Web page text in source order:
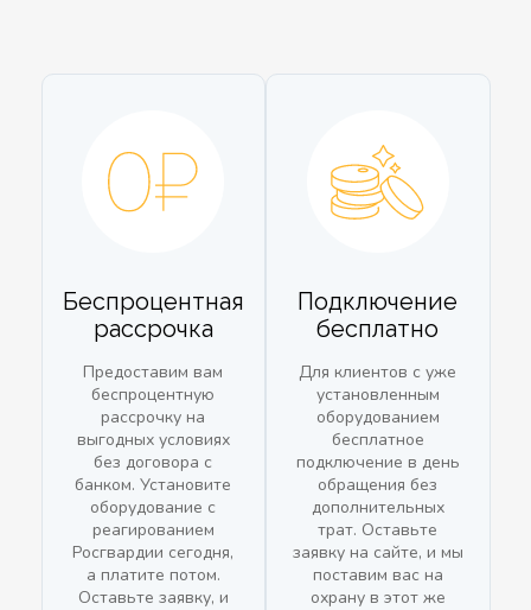
Беспроцентная
рассрочка
Предоставим вам
беспроцентную
рассрочку на
выгодных условиях
без договора с
банком. Установите
оборудование с
реагированием
Росгвардии сегодня,
а платите потом.
Оставьте заявку, и
Подключение
бесплатно
Для клиентов с уже
установленным
оборудованием
бесплатное
подключение в день
обращения без
дополнительных
трат. Оставьте
заявку на сайте, и мы
поставим вас на
охрану в этот же